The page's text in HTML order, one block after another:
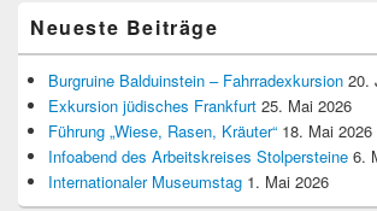
Neueste Beiträge
Burgruine Balduinstein – Fahrradexkursion 20.
Exkursion jüdisches Frankfurt 25. Mai 2026
Führung „Wiese, Rasen, Kräuter“ 18. Mai 2026
Infoabend des Arbeitskreises Stolpersteine 6.
Internationaler Museumstag 1. Mai 2026